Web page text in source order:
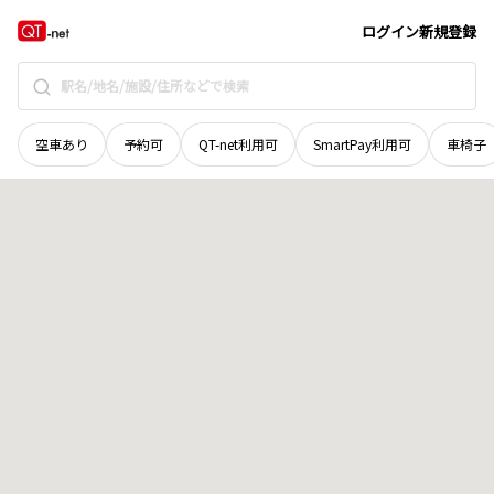
ログイン新規登録
空車あり 予約可 QT-net利用可 SmartPay利用可 車椅子
鳥取県